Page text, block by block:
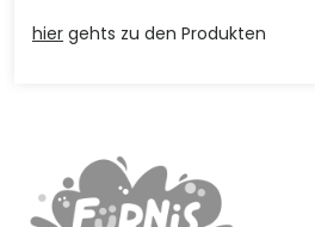
hier gehts zu den Produkten